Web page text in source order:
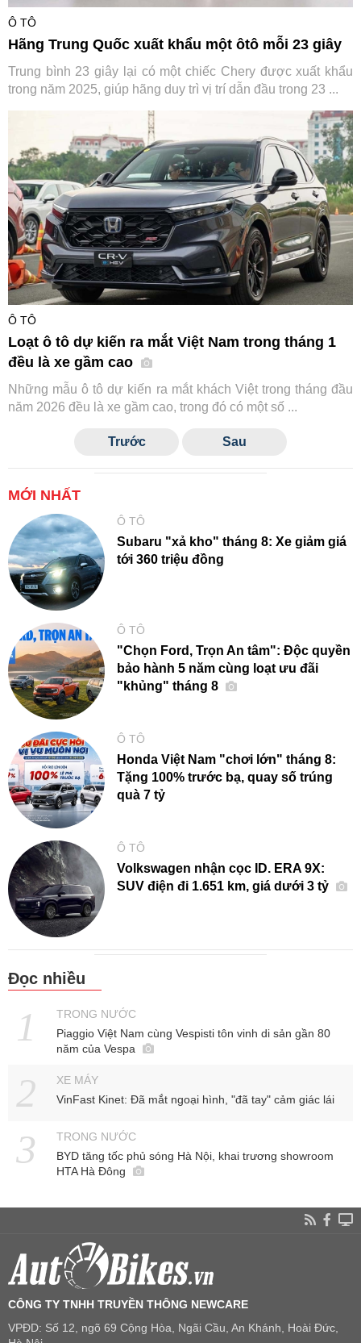
Ô TÔ
Hãng Trung Quốc xuất khẩu một ôtô mỗi 23 giây
Trung bình 23 giây lại có một chiếc Chery được xuất khẩu
trong năm 2025, giúp hãng duy trì vị trí dẫn đầu trong 23 ...
Ô TÔ
Loạt ô tô dự kiến ra mắt Việt Nam trong tháng 1
đều là xe gầm cao
Những mẫu ô tô dự kiến ra mắt khách Việt trong tháng đầu
năm 2026 đều là xe gầm cao, trong đó có một số ...
Trước Sau
MỚI NHẤT
Ô TÔ
Subaru "xả kho" tháng 8: Xe giảm giá
tới 360 triệu đồng
Ô TÔ
"Chọn Ford, Trọn An tâm": Độc quyền
bảo hành 5 năm cùng loạt ưu đãi
"khủng" tháng 8
Ô TÔ
Honda Việt Nam "chơi lớn" tháng 8:
Tặng 100% trước bạ, quay số trúng
quà 7 tỷ
Ô TÔ
Volkswagen nhận cọc ID. ERA 9X:
SUV điện đi 1.651 km, giá dưới 3 tỷ
Đọc nhiều
TRONG NƯỚC
Piaggio Việt Nam cùng Vespisti tôn vinh di sản gần 80
năm của Vespa
XE MÁY
VinFast Kinet: Đã mắt ngoại hình, "đã tay" cảm giác lái
TRONG NƯỚC
BYD tăng tốc phủ sóng Hà Nội, khai trương showroom
HTA Hà Đông
CÔNG TY TNHH TRUYỀN THÔNG NEWCARE
VPĐD: Số 12, ngõ 69 Cộng Hòa, Ngãi Cầu, An Khánh, Hoài Đức,